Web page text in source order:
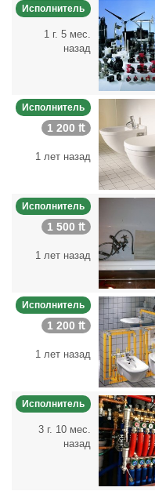
Исполнитель
1 г. 5 мес.
назад
Исполнитель
1 200 ₶
1 лет назад
Исполнитель
1 500 ₶
1 лет назад
Исполнитель
1 200 ₶
1 лет назад
Исполнитель
3 г. 10 мес.
назад